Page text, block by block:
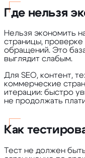
Где нельзя
Нельзя экономить
страницы,
обращений. Это
выглядит слабым.
Для SEO, контент,
коммерческие
итерации: быстро
не продолжать
Как
Тест не должен